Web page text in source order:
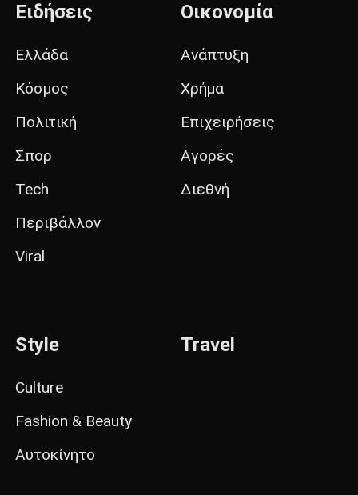
Ειδήσεις
Ελλάδα
Κόσμος
Πολιτική
Σπορ
Tech
Περιβάλλον
Viral
Οικονομία
Ανάπτυξη
Χρήμα
Επιχειρήσεις
Αγορές
Διεθνή
Style
Culture
Fashion & Beauty
Αυτοκίνητο
Travel